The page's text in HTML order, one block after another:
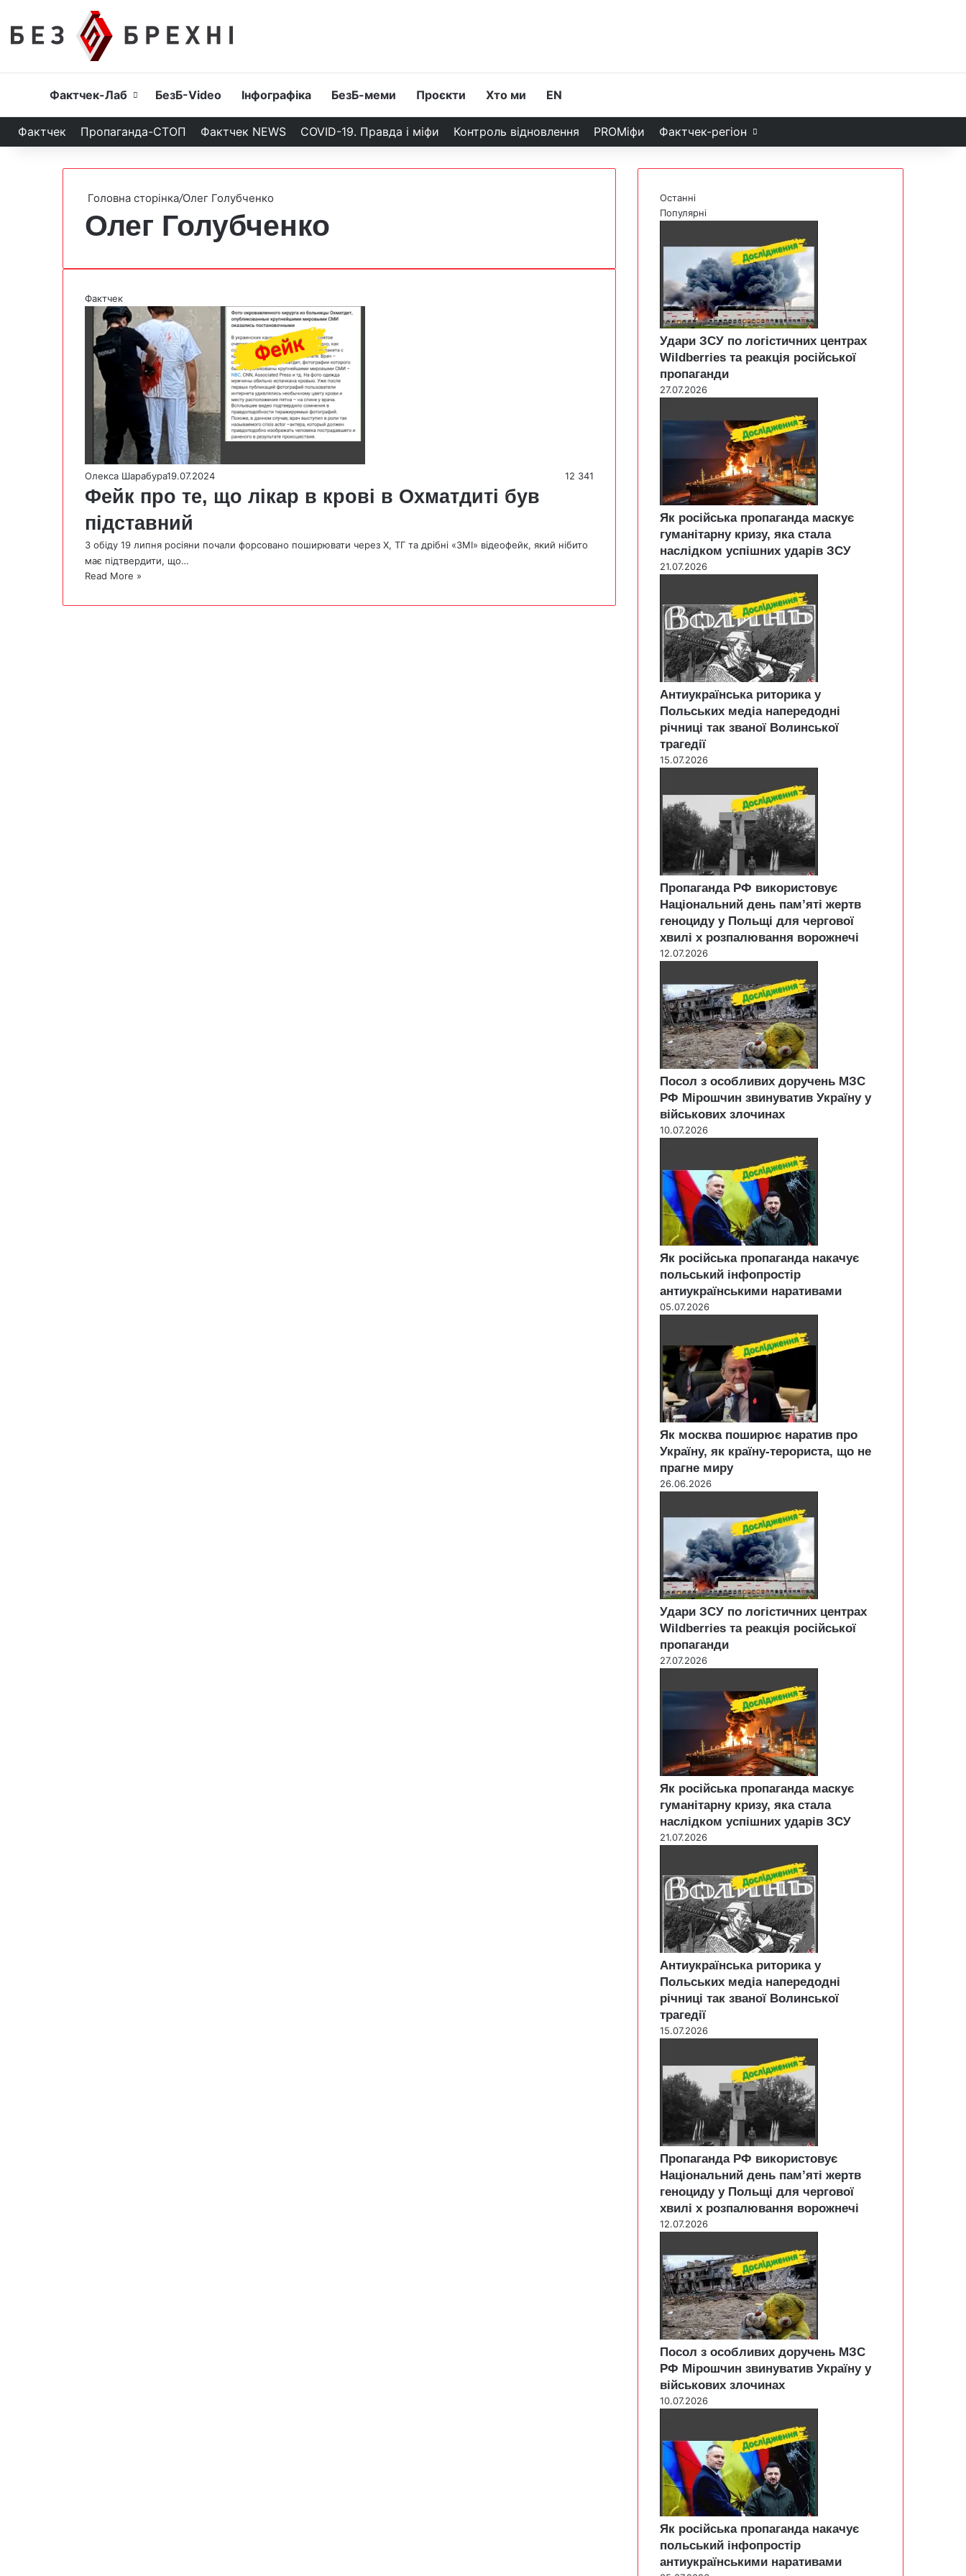
Головна
Фактчек-Лаб БезБ-Video Інфографіка БезБ-меми Проєкти Хто ми EN
Фактчек Пропаганда-СТОП Фактчек NEWS COVID-19. Правда і міфи Контроль відновлення PROМіфи Фактчек-регіон
Головна сторінка/Олег Голубченко
Олег Голубченко
Фактчек
Олекса Шарабура19.07.2024 12 341
Фейк про те, що лікар в крові в Охматдиті був
підставний
З обіду 19 липня росіяни почали форсовано поширювати через Х, ТГ та дрібні «ЗМІ» відеофейк, який нібито
має підтвердити, що…
Read More »
Останні
Популярні
Удари ЗСУ по логістичних центрах
Wildberries та реакція російської
пропаганди
27.07.2026
Як російська пропаганда маскує
гуманітарну кризу, яка стала
наслідком успішних ударів ЗСУ
21.07.2026
Антиукраїнська риторика у
Польських медіа напередодні
річниці так званої Волинської
трагедії
15.07.2026
Пропаганда РФ використовує
Національний день пам’яті жертв
геноциду у Польщі для чергової
хвилі х розпалювання ворожнечі
12.07.2026
Посол з особливих доручень МЗС
РФ Мірошчин звинуватив Україну у
військових злочинах
10.07.2026
Як російська пропаганда накачує
польський інфопростір
антиукраїнськими наративами
05.07.2026
Як москва поширює наратив про
Україну, як країну-терориста, що не
прагне миру
26.06.2026
Удари ЗСУ по логістичних центрах
Wildberries та реакція російської
пропаганди
27.07.2026
Як російська пропаганда маскує
гуманітарну кризу, яка стала
наслідком успішних ударів ЗСУ
21.07.2026
Антиукраїнська риторика у
Польських медіа напередодні
річниці так званої Волинської
трагедії
15.07.2026
Пропаганда РФ використовує
Національний день пам’яті жертв
геноциду у Польщі для чергової
хвилі х розпалювання ворожнечі
12.07.2026
Посол з особливих доручень МЗС
РФ Мірошчин звинуватив Україну у
військових злочинах
10.07.2026
Як російська пропаганда накачує
польський інфопростір
антиукраїнськими наративами